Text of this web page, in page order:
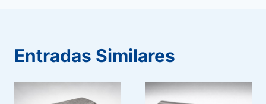
Entradas Similares